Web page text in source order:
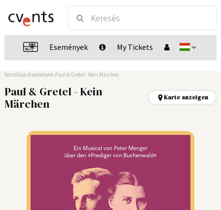
Események My Tickets
Kezdőlap Események Paul & Gretel - Kein Märchen
Paul & Gretel - Kein
Märchen
Karte anzeigen